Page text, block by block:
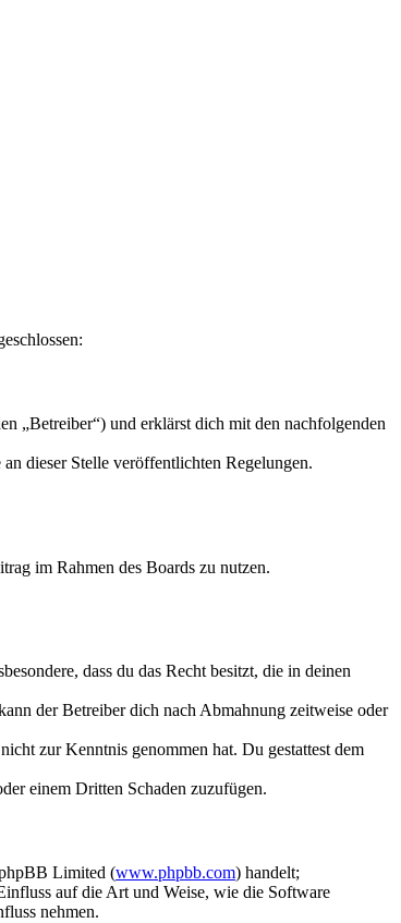
„Betreiber“) und erklärst dich mit den nachfolgenden
dieser Stelle veröffentlichten Regelungen.
im Rahmen des Boards zu nutzen.
dass du das Recht besitzt, die in deinen
der Betreiber dich nach Abmahnung zeitweise oder
zur Kenntnis genommen hat. Du gestattest dem
einem Dritten Schaden zuzufügen.
Limited (www.phpbb.com) handelt;
auf die Art und Weise, wie die Software
nehmen.